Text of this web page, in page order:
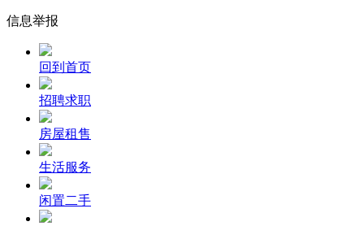
信息举报
回到首页
招聘求职
房屋租售
生活服务
闲置二手